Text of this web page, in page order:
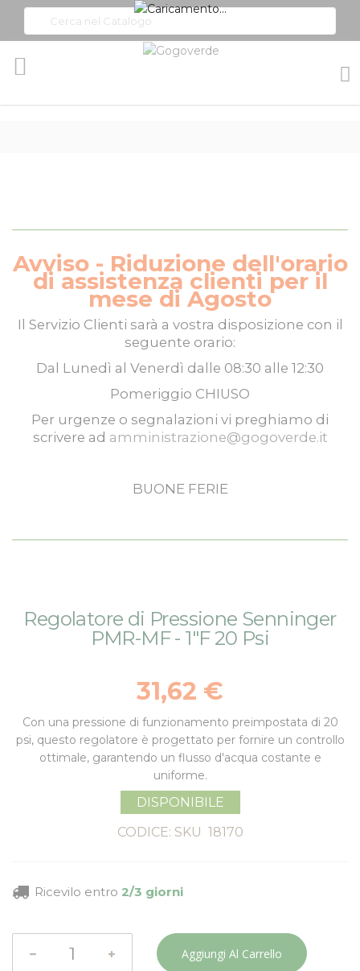
Avviso - Riduzione dell'orario
di assistenza clienti per il
mese di Agosto
Il Servizio Clienti sarà a vostra disposizione con il
seguente orario:
Dal Lunedì al Venerdì dalle 08:30 alle 12:30
Pomeriggio CHIUSO
Per urgenze o segnalazioni vi preghiamo di
scrivere ad amministrazione@gogoverde.it
BUONE FERIE
alla
all'inizio
Regolatore di Pressione Senninger
PMR-MF - 1"F 20 Psi
31,62 €
Con una pressione di funzionamento preimpostata di 20
psi, questo regolatore è progettato per fornire un controllo
ottimale, garantendo un flusso d'acqua costante e
uniforme.
DISPONIBILE
CODICE: SKU 18170
Ricevilo entro 2/3 giorni
Aggiungi Al Carrello